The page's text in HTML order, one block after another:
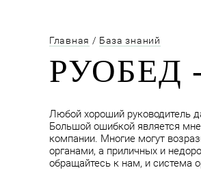
Главная / База знаний
РУОБЕД
Любой хороший руководитель
Большой ошибкой является
компании. Многие могут
органами, а приличных и
обращайтесь к нам, и система